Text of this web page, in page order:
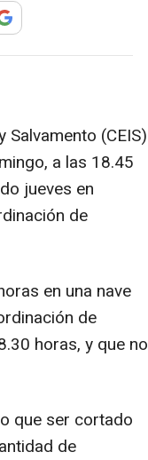
(CEIS)
a las 18.45
jueves en
de
en una nave
de
horas, y que no
que ser cortado
de